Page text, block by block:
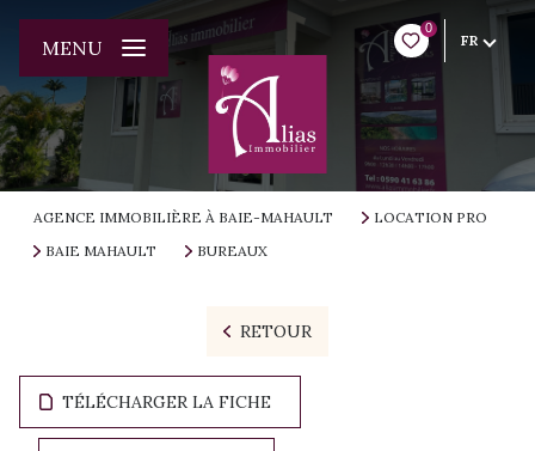
0
FR
MENU
AGENCE IMMOBILIÈRE À BAIE-MAHAULT
LOCATION PRO
BAIE MAHAULT
BUREAUX
RETOUR
TÉLÉCHARGER LA FICHE